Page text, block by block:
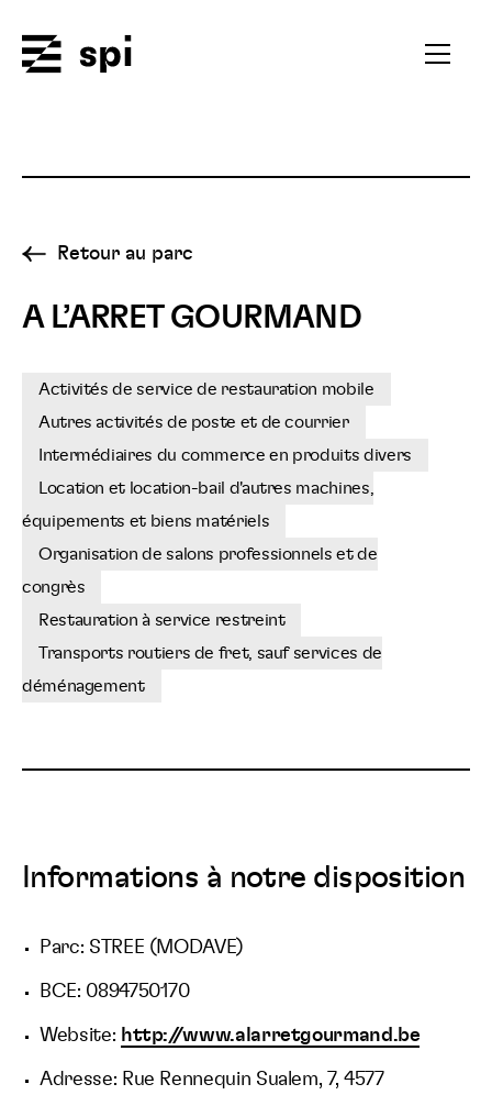
Ouvrir
Retour au parc
A L’ARRET GOURMAND
Activités de service de restauration mobile
Autres activités de poste et de courrier
Intermédiaires du commerce en produits divers
Location et location-bail d'autres machines,
équipements et biens matériels
Organisation de salons professionnels et de
congrès
Restauration à service restreint
Transports routiers de fret, sauf services de
déménagement
Informations à notre disposition
Parc: STREE (MODAVE)
BCE: 0894750170
Website: http://www.alarretgourmand.be
Adresse: Rue Rennequin Sualem, 7, 4577